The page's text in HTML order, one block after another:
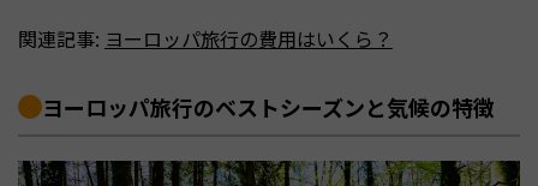
関連記事: ヨーロッパ旅行の費用はいくら？
ヨーロッパ旅行のベストシーズンと気候の特徴